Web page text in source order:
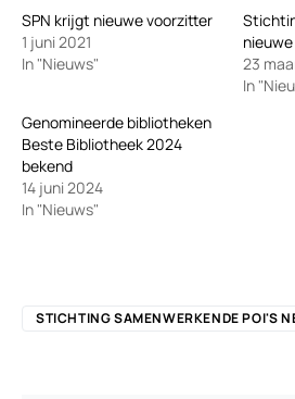
SPN krijgt nieuwe voorzitter
1 juni 2021
In "Nieuws"
23
In
Genomineerde bibliotheken
Beste Bibliotheek 2024
bekend
14 juni 2024
In "Nieuws"
STICHTING SAMENWERKENDE POI'S